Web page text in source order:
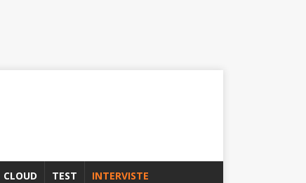
CLOUD TEST INTERVISTE